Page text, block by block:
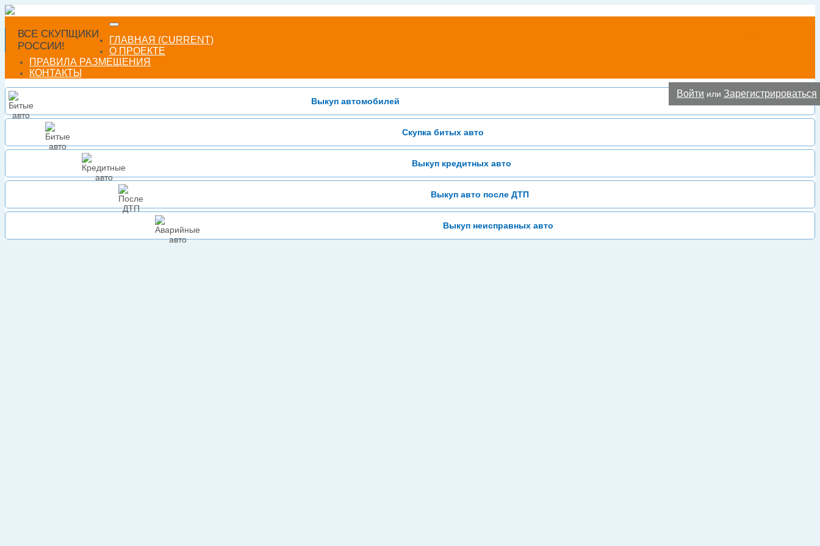
ВСЕ СКУПЩИКИ
РОССИИ!
ГЛАВНАЯ (CURRENT)
О ПРОЕКТЕ
ПРАВИЛА РАЗМЕЩЕНИЯ
КОНТАКТЫ
Войти или Зарегистрироваться
Выкуп автомобилей
Скупка битых авто
Выкуп кредитных авто
Выкуп авто после ДТП
Выкуп неисправных авто